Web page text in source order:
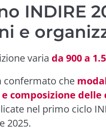
INDIRE
e
varia da 900 a
confermato che
composizione delle
nel primo ciclo
2025.